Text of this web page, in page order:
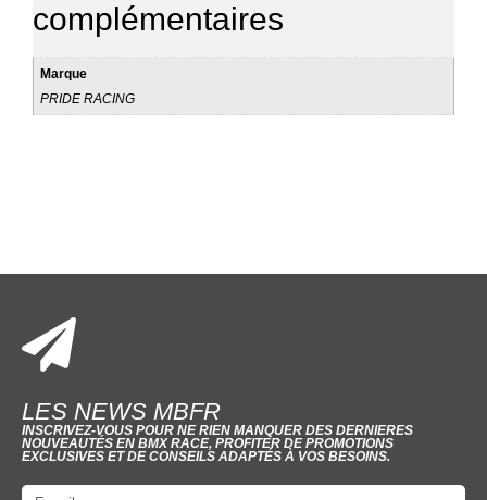
complémentaires
Marque
PRIDE RACING
LES NEWS MBFR
INSCRIVEZ-VOUS POUR NE RIEN MANQUER DES DERNIERES
NOUVEAUTÉS EN BMX RACE, PROFITER DE PROMOTIONS
EXCLUSIVES ET DE CONSEILS ADAPTÉS À VOS BESOINS.